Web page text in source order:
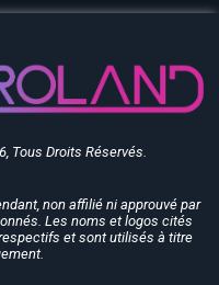
Tous Droits Réservés.
non affilié ni approuvé par
Les noms et logos cités
et sont utilisés à titre